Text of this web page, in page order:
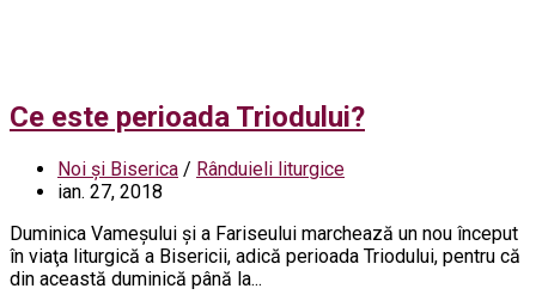
Ce este perioada Triodului?
Noi și Biserica / Rânduieli liturgice
ian. 27, 2018
Duminica Vameşului şi a Fariseului marchează un nou început
în viaţa liturgică a Bisericii, adică perioada Triodului, pentru că
din această duminică până la...